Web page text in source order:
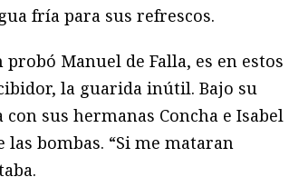
fría para sus refrescos.
Manuel de Falla, es en estos
la guarida inútil. Bajo su
sus hermanas Concha e Isabel
bombas. “Si me mataran